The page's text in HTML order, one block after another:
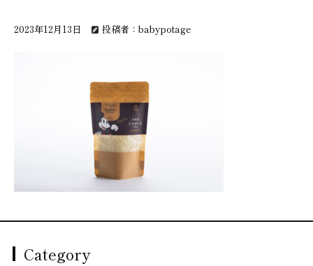
2023年12月13日 投稿者：babypotage
Category